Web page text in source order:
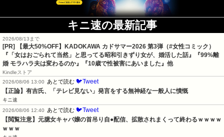
キニ速の最新記事
2026/08/13まで
[PR]
【最大50%OFF】KADOKAWA カドサマー2026 第3弾（#女性コミック）
『「女はおごられて当然」と思ってる昭和引きずり女が、婚活した話』『99%離
婚 モラハラ夫は変わるのか』『10歳で性被害にあいました』他
Kindleストア
2026/08/06 13:00
あとで読む 🐦Tweet
【正論】有吉氏、「テレビ見ない」発言をする無神経な一般人に憤慨
キニ速
2026/08/06 12:40
あとで読む 🐦Tweet
【閲覧注意】元臆女キャバ嬢の首吊り自●配信、拡散されまくって終わるｗｗｗｗ
ｗｗｗ